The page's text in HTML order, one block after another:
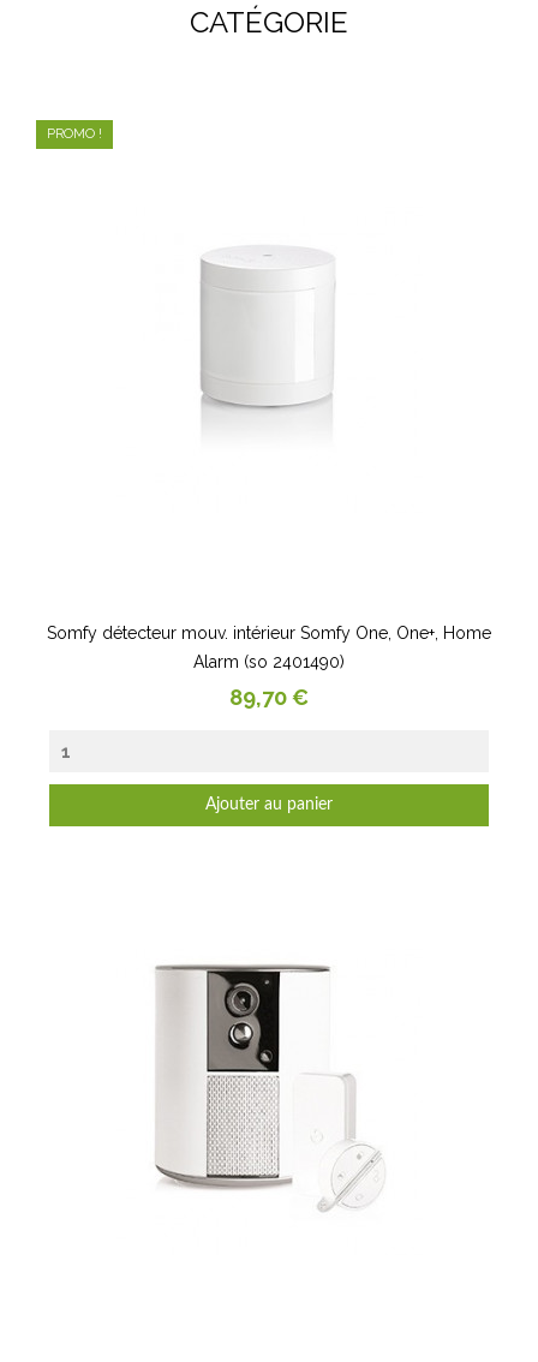
CATÉGORIE
Somfy détecteur mouv. intérieur Somfy One, One+, Home
Alarm (so 2401490)
Prix
89,70 €
Ajouter au panier
PROMO !